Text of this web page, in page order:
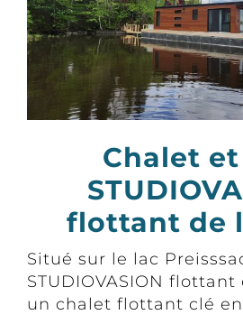
Chalet et
flottant de
Situé sur le lac
STUDIOVASION
un chalet flottant clé